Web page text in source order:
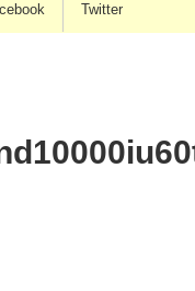
Twitter